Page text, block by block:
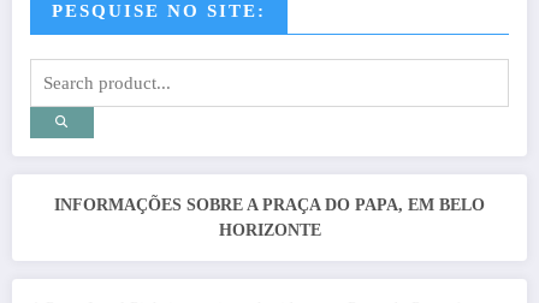
PESQUISE NO SITE:
INFORMAÇÕES SOBRE A PRAÇA DO PAPA, EM BELO
HORIZONTE